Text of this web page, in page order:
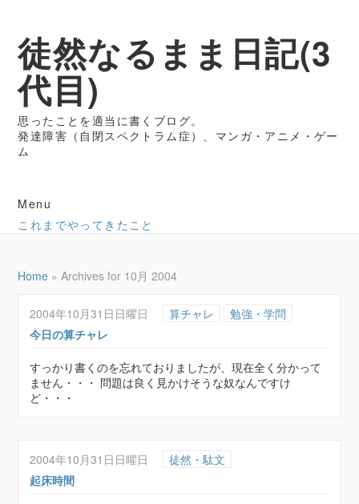
徒然なるまま日記(3
代目)
思ったことを適当に書くブログ。
発達障害（自閉スペクトラム症）、マンガ・アニメ・ゲー
ム
Menu
これまでやってきたこと
Home »Archives for 10月 2004
2004年10月31日日曜日 算チャレ
勉強・学問
今日の算チャレ
すっかり書くのを忘れておりましたが、現在全く分かって
ません・・・ 問題は良く見かけそうな奴なんですけ
ど・・・
2004年10月31日日曜日
徒然・駄文
起床時間